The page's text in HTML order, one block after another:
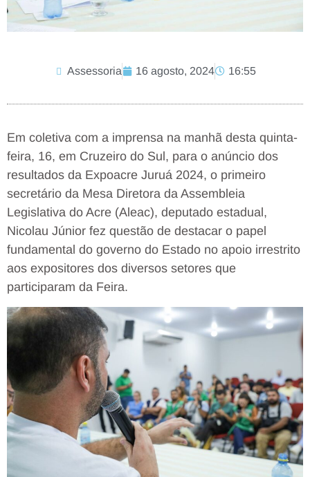
Assessoria 16 agosto, 2024 16:55
Em coletiva com a imprensa na manhã desta quinta-
feira, 16, em Cruzeiro do Sul, para o anúncio dos
resultados da Expoacre Juruá 2024, o primeiro
secretário da Mesa Diretora da Assembleia
Legislativa do Acre (Aleac), deputado estadual,
Nicolau Júnior fez questão de destacar o papel
fundamental do governo do Estado no apoio irrestrito
aos expositores dos diversos setores que
participaram da Feira.